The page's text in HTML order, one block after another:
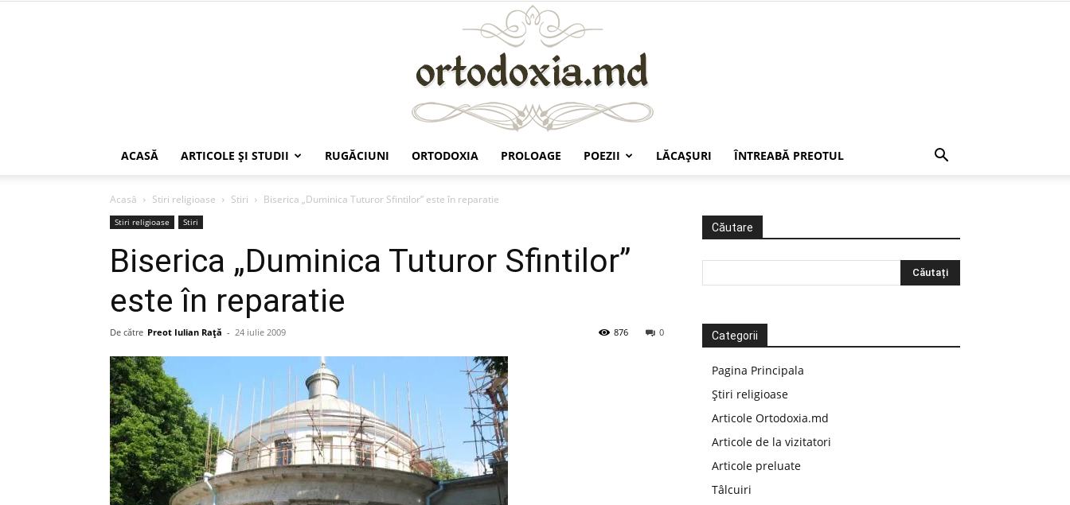
ACASĂ ARTICOLE ŞI STUDII RUGĂCIUNI ORTODOXIA PROLOAGE POEZII LĂCAŞURI ÎNTREABĂ PREOTUL
Acasă Stiri religioase Stiri Biserica „Duminica Tuturor Sfintilor” este în reparatie
Stiri religioase Stiri
Biserica „Duminica Tuturor Sfintilor”
este în reparatie
De către Preot Iulian Raţă - 24 iulie 2009 0
876
Căutare
Categorii
Pagina Principala
Știri religioase
Articole Ortodoxia.md
Articole de la vizitatori
Articole preluate
Tâlcuiri